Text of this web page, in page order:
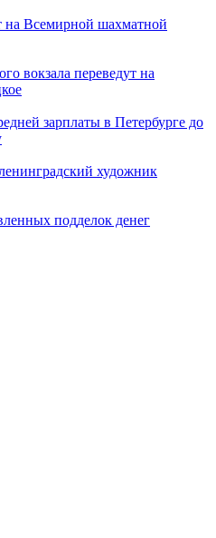
на Всемирной шахматной
вокзала переведут на
зарплаты в Петербурге до
художник
подделок денег